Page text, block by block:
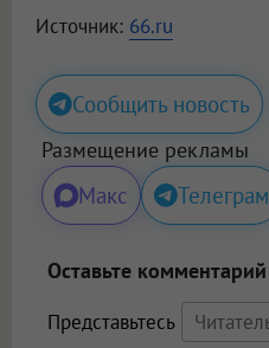
Источник: 66.ru
Сообщить новость
Размещение рекламы
Макс Телеграм
Оставьте комментарий
Представьтесь